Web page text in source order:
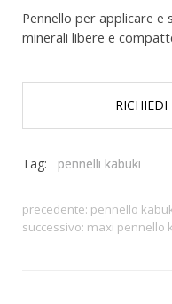
Pennello per applicare
minerali libere e
Tag: pennelli kabuki
precedente: pennello
successivo: maxi pennello